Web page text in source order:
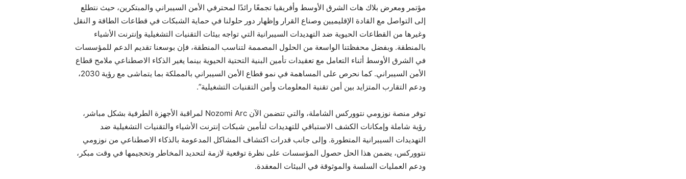
مؤتمر ومعرض بلاك هات الشرق الأوسط وأفريقيا تجمعًا رائدًا لمحترفي الأمن السيبراني والمبتكرين، حيث نتطلع
إلى التواصل مع القادة الإقليميين وصناع القرار وإظهار دور حلولنا في حماية الشبكات في قطاعات الطاقة و النقل
وغيرها من القطاعات الحيوية ضد التهديدات السيبرانية التي تواجه بيئات التقنيات التشغيلية وإنترنت الأشياء
بالمنطقة. وبفضل محفظتنا الواسعة من الحلول المصممة لتناسب المنطقة، فإن بوسعنا تقديم الدعم للمؤسسات
في الشرق الأوسط أثناء التعامل مع تعقيدات تأمين البنية التحتية الحيوية بينما يغير الذكاء الاصطناعي ملامح قطاع
الأمن السيبراني. كما نحرص على المساهمة في نمو قطاع الأمن السيبراني بالمملكة بما يتماشى مع رؤية 2030،
ودعم التقارب المتزايد بين أمن تقنية المعلومات وأمن التقنيات التشغيلية”.
توفر منصة نوزومي نتووركس الشاملة، والتي تتضمن الآن Nozomi Arc لمراقبة الأجهزة الطرفية بشكل مباشر،
رؤية شاملة وإمكانات الكشف الاستباقي للتهديدات لتأمين شبكات إنترنت الأشياء والتقنيات التشغيلية ضد
التهديدات السيبرانية المتطورة. وإلى جانب قدرات اكتشاف المشاكل المدعومة بالذكاء الاصطناعي من نوزومي
نتووركس، يضمن هذا الحل حصول المؤسسات على نظرة توقعية لازمة لتحديد المخاطر وتحجيمها في وقت مبكر،
ودعم العمليات السلسة والموثوقة في البيئات المعقدة.